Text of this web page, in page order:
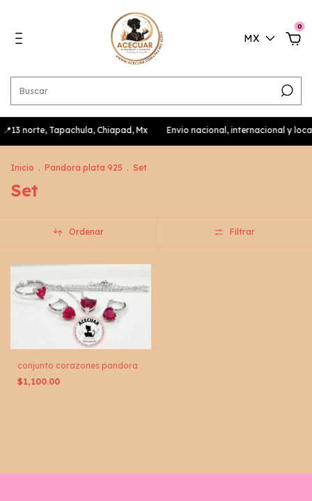
MX
0
norte, Tapachula, Chiapad, Mx Envio nacional, internacional y
Inicio . Pandora plata 925 . Set
Set
Ordenar Filtrar
conjunto corazones pandora
$1,100.00